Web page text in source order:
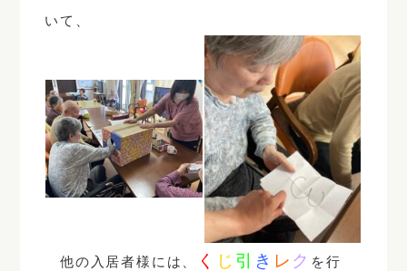
いて、
他の入居者様には、 く じ 引 き レ ク を行